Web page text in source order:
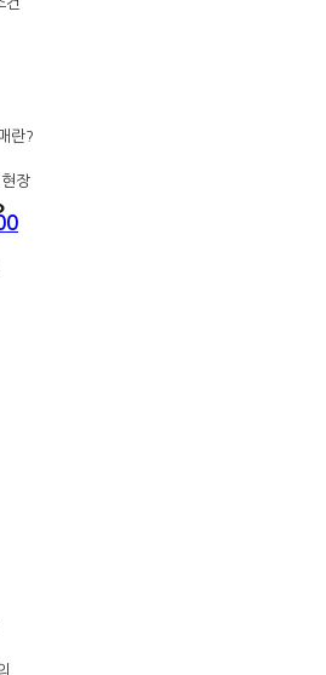
란?
장
후기 보러가기